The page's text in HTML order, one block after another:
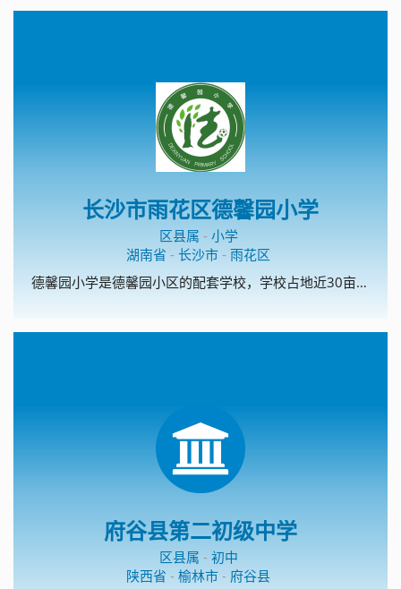
长沙市雨花区德馨园小学
区县属 - 小学
湖南省 - 长沙市 - 雨花区
德馨园小学是德馨园小区的配套学校，学校占地近30亩，建筑面积7000平米，拥有教学楼两栋，前后操场、运动场，共计36间教室，28间办公室。设计规划是一所24个教学班级的高起点、高标准的现代化学校。 德馨园小学是雨花区教育局根据《中小学办学条件一类标准》、着眼于学校长远发展、按长沙市现有学校中最好学校的标准超标建设的。学校设施完备，功能齐全，具备了创雨花区一流品牌学校的条件，是雨花教育的一颗未来之星。 在雨花教育局的正确领导下，在德馨园开发商及周边合作建设单位的共同努力下，德馨园小学拥有了美好的今天，我们坚信她必讲拥有更加精彩的明天。
府谷县第二初级中学
区县属 - 初中
陕西省 - 榆林市 - 府谷县